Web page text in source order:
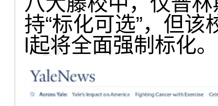
持“标化可选”，但
l起将全面强制标化。